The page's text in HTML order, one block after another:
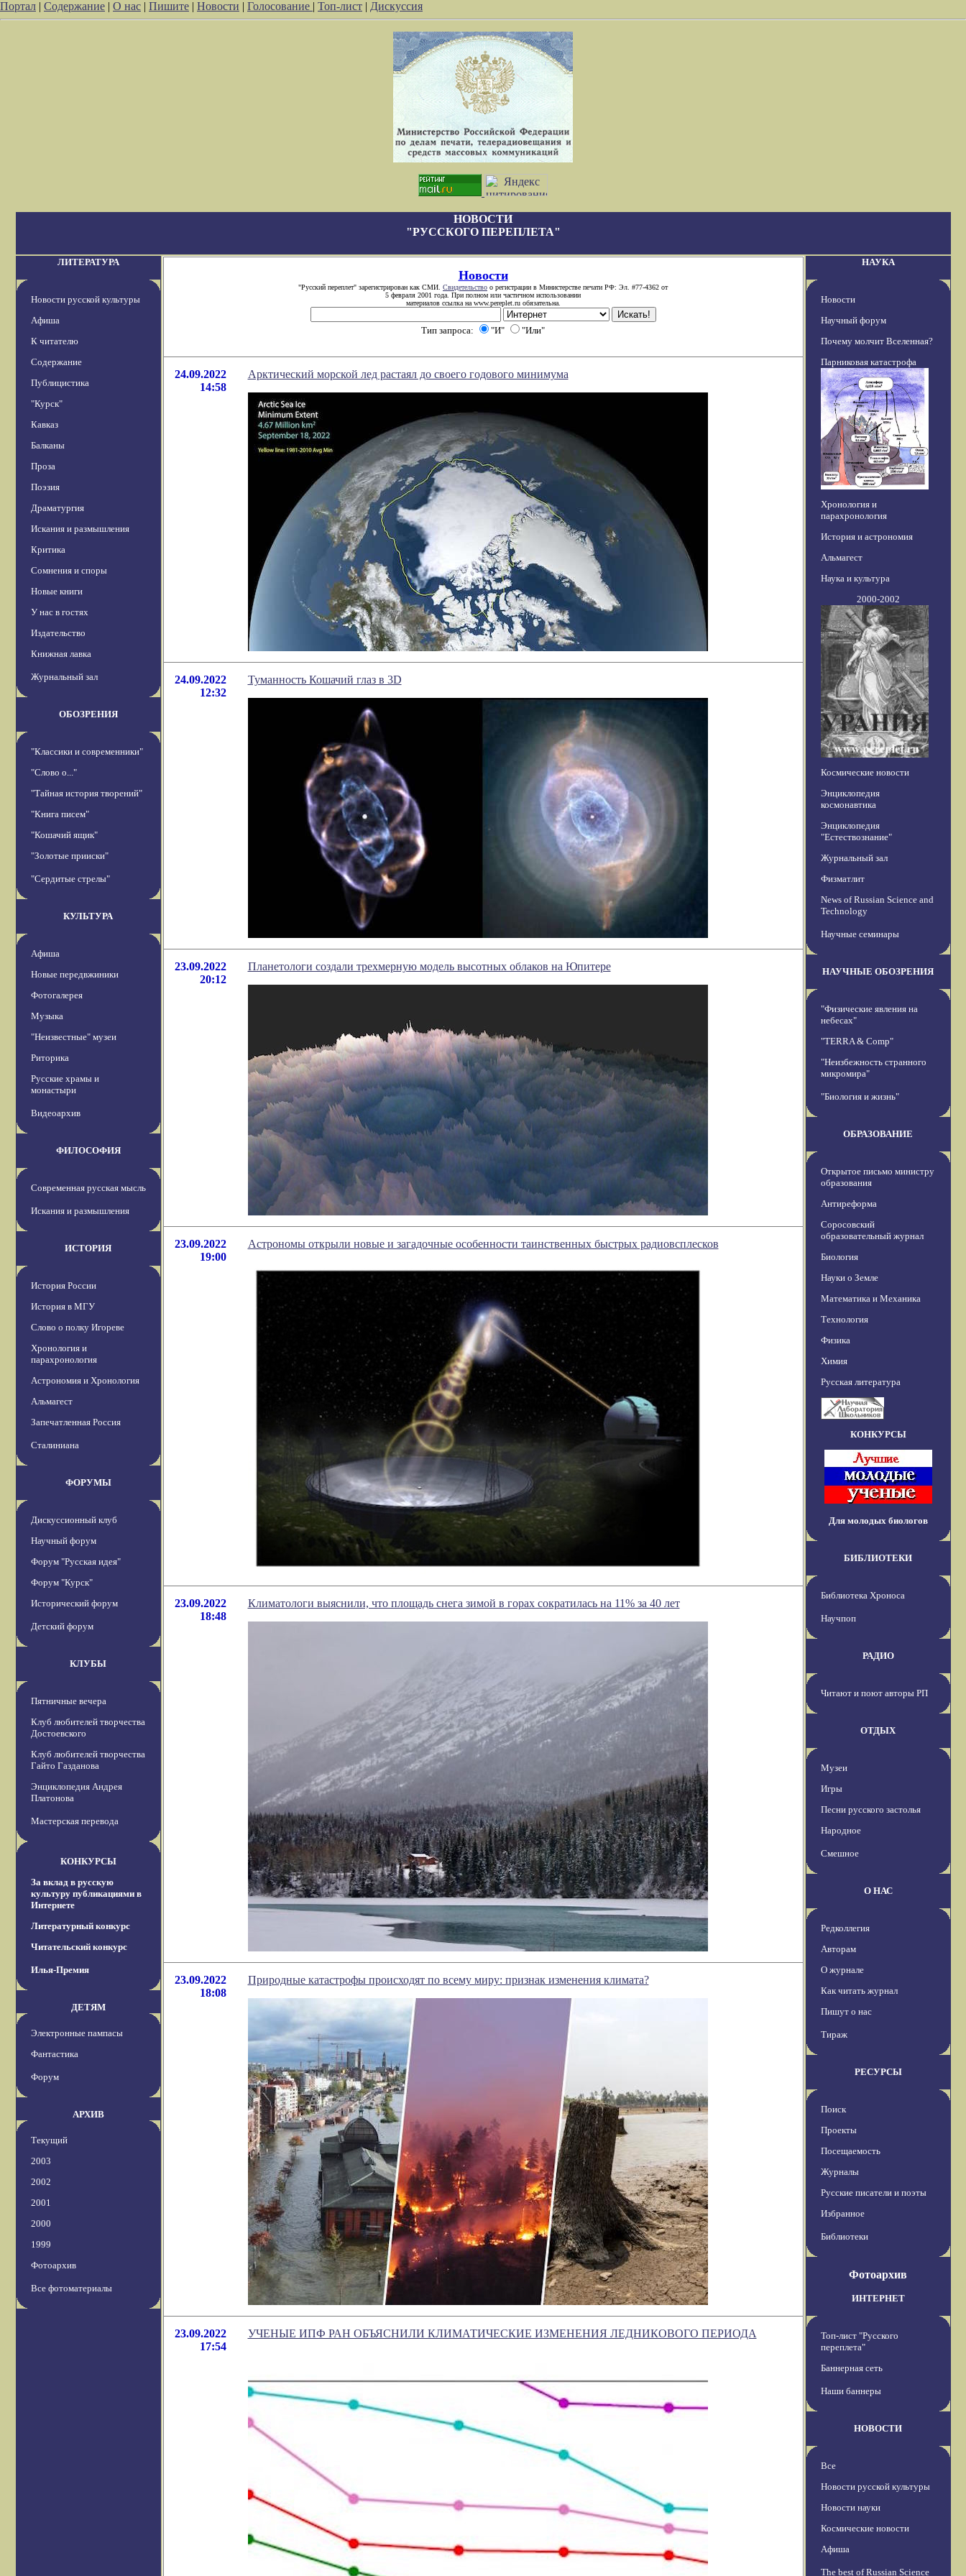
Портал | Содержание | О нас | Пишите | Новости | Голосование | Топ-лист | Дискуссия
НОВОСТИ
"РУССКОГО ПЕРЕПЛЕТА"
ЛИТЕРАТУРА
Новости русской культуры
Афиша
К читателю
Содержание
Публицистика
"Курск"
Кавказ
Балканы
Проза
Поэзия
Драматургия
Искания и размышления
Критика
Сомнения и споры
Новые книги
У нас в гостях
Издательство
Книжная лавка
Журнальный зал
ОБОЗРЕНИЯ
"Классики и современники"
"Слово о..."
"Тайная история творений"
"Книга писем"
"Кошачий ящик"
"Золотые прииски"
"Сердитые стрелы"
КУЛЬТУРА
Афиша
Новые передвжиники
Фотогалерея
Музыка
"Неизвестные" музеи
Риторика
Русские храмы и
монастыри
Видеоархив
ФИЛОСОФИЯ
Современная русская мысль
Искания и размышления
ИСТОРИЯ
История России
История в МГУ
Слово о полку Игореве
Хронология и
парахронология
Астрономия и Хронология
Альмагест
Запечатленная Россия
Сталиниана
ФОРУМЫ
Дискуссионный клуб
Научный форум
Форум "Русская идея"
Форум "Курск"
Исторический форум
Детский форум
КЛУБЫ
Пятничные вечера
Клуб любителей творчества
Достоевского
Клуб любителей творчества
Гайто Газданова
Энциклопедия Андрея
Платонова
Мастерская перевода
КОНКУРСЫ
За вклад в русскую
культуру публикациями в
Интернете
Литературный конкурс
Читательский конкурс
Илья-Премия
ДЕТЯМ
Электронные пампасы
Фантастика
Форум
АРХИВ
Текущий
2003
2002
2001
2000
1999
Фотоархив
Все фотоматериалы
Новости
"Русский переплет" зарегистрирован как СМИ. Свидетельство о регистрации в Министерстве печати РФ: Эл. #77-4362 от
5 февраля 2001 года. При полном или частичном использовании
материалов ссылка на www.pereplet.ru обязательна.
Тип запроса: "И" "Или"
24.09.2022
14:58
Арктический морской лед растаял до своего годового минимума
24.09.2022
12:32
Туманность Кошачий глаз в 3D
23.09.2022
20:12
Планетологи создали трехмерную модель высотных облаков на Юпитере
23.09.2022
19:00
Астрономы открыли новые и загадочные особенности таинственных быстрых радиовсплесков
23.09.2022
18:48
Климатологи выяснили, что площадь снега зимой в горах сократилась на 11% за 40 лет
23.09.2022
18:08
Природные катастрофы происходят по всему миру: признак изменения климата?
23.09.2022
17:54
УЧЕНЫЕ ИПФ РАН ОБЪЯСНИЛИ КЛИМАТИЧЕСКИЕ ИЗМЕНЕНИЯ ЛЕДНИКОВОГО ПЕРИОДА
НАУКА
Новости
Научный форум
Почему молчит Вселенная?
Парниковая катастрофа
Хронология и
парахронология
История и астрономия
Альмагест
Наука и культура
2000-2002
Космические новости
Энциклопедия
космонавтика
Энциклопедия
"Естествознание"
Журнальный зал
Физматлит
News of Russian Science and
Technology
Научные семинары
НАУЧНЫЕ ОБОЗРЕНИЯ
"Физические явления на
небесах"
"TERRA & Comp"
"Неизбежность странного
микромира"
"Биология и жизнь"
ОБРАЗОВАНИЕ
Открытое письмо министру
образования
Антиреформа
Соросовский
образовательный журнал
Биология
Науки о Земле
Математика и Механика
Технология
Физика
Химия
Русская литература
КОНКУРСЫ
Для молодых биологов
БИБЛИОТЕКИ
Библиотека Хроноса
Научпоп
РАДИО
Читают и поют авторы РП
ОТДЫХ
Музеи
Игры
Песни русского застолья
Народное
Смешное
О НАС
Редколлегия
Авторам
О журнале
Как читать журнал
Пишут о нас
Тираж
РЕСУРСЫ
Поиск
Проекты
Посещаемость
Журналы
Русские писатели и поэты
Избранное
Библиотеки
Фотоархив
ИНТЕРНЕТ
Топ-лист "Русского
переплета"
Баннерная сеть
Наши баннеры
НОВОСТИ
Все
Новости русской культуры
Новости науки
Космические новости
Афиша
The best of Russian Science